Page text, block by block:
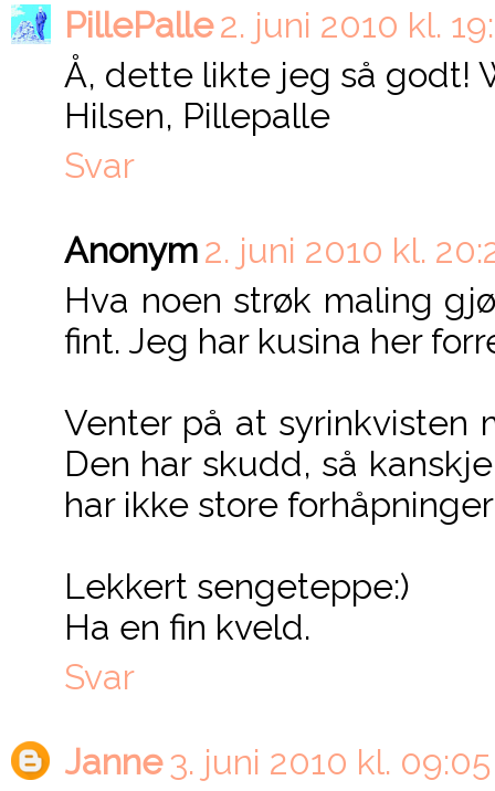
PillePalle2. juni 2010 kl.
Å, dette likte jeg så godt!
Hilsen, Pillepalle
Svar
Anonym2. juni 2010 kl.
Hva noen strøk maling
fint. Jeg har kusina her
Venter på at syrinkvisten
Den har skudd, så
har ikke store forhåpninger
Lekkert sengeteppe:)
Ha en fin kveld.
Svar
Janne3. juni 2010 kl. 09:05